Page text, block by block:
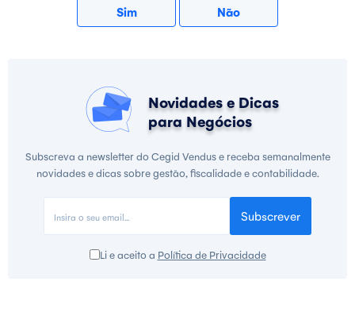
Sim Não
Novidades e Dicas
para Negócios
Subscreva a newsletter do Cegid Vendus e receba semanalmente
novidades e dicas sobre gestão, fiscalidade e contabilidade.
Subscrever
Li e aceito a Política de Privacidade